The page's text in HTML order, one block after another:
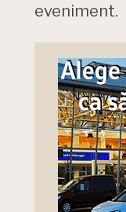
eveniment.